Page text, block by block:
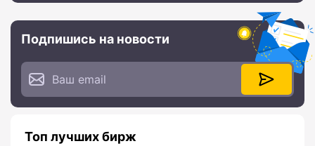
Подпишись на новости
Топ лучших бирж